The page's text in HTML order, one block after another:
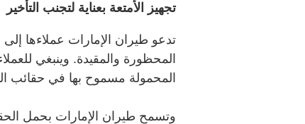
تجهيز الأمتعة بعناية لتجنب التأخير
تدعو طيران الإمارات عملاءها إلى
المحظورة والمقيدة. وينبغي
المحمولة مسموح بها في حقائب
وتسمح طيران الإمارات بحمل